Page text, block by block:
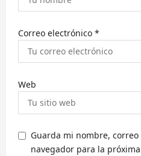
Correo electrónico *
Web
Guarda mi nombre,
navegador para la